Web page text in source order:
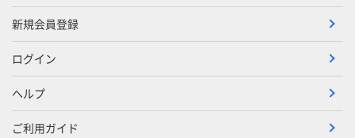
新規会員登録
ログイン
ヘルプ
ご利用ガイド